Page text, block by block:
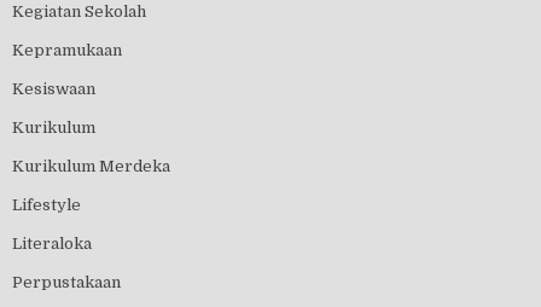
Kegiatan Sekolah
Kepramukaan
Kesiswaan
Kurikulum
Kurikulum Merdeka
Lifestyle
Literaloka
Perpustakaan